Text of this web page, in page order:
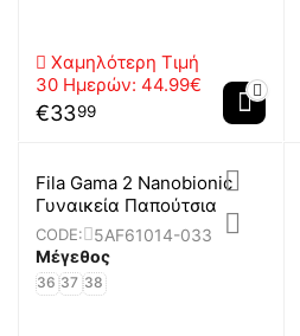
Χαμηλότερη Τιμή
30 Ημερών: 44.99€
€3399
Fila Gama 2 Nanobionic
Γυναικεία Παπούτσια
CODE:
5AF61014-033
Μέγεθος
36 37 38